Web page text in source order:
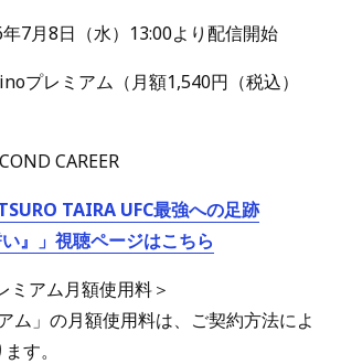
7月8日（水）13:00より配信開始
プレミアム（月額1,540円（税込）
CAREER
TAIRA UFC最強への足跡
』」視聴ページはこちら
アム月額使用料＞
ム」の月額使用料は、ご契約方法によ
す。